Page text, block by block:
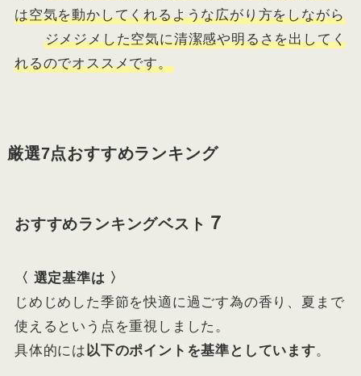
は空気を動かしてくれるような広がり方をしながら
ジメジメした空気に清潔感や明るさを出してく
れるのでオススメです。
厳選7点おすすめランキング
おすすめランキングベスト ７
〈 選定基準は 〉
じめじめした季節を快適に過ごす為の香り、夏まで
使えるという点を重視しました。
具体的には 以下のポイントを基準としています。